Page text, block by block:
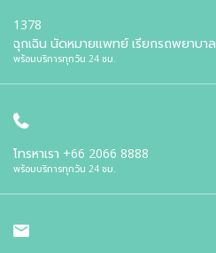
1378
ฉุกเฉิน นัดหมายแพทย์ เรียกรถพยาบาล
พร้อมบริการทุกวัน 24 ชม.
โทรหาเรา +66 2066 8888
พร้อมบริการทุกวัน 24 ชม.